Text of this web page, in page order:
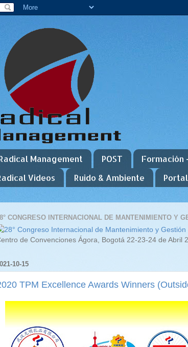
Management POST Formación
Videos
Ruido & Ambiente
CONGRESO INTERNACIONAL DE MANTENIMIENTO Y
de Convenciones Ágora, Bogotá 22-23-24 de Abril
10-15
TPM Excellence Awards Winners